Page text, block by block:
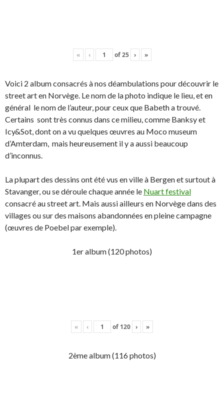
« ‹ of25 › »
Voici 2 album consacrés à nos déambulations pour découvrir le
street art en Norvège. Le nom de la photo indique le lieu, et en
général le nom de l’auteur, pour ceux que Babeth a trouvé.
Certains sont très connus dans ce milieu, comme Banksy et
Icy&Sot, dont on a vu quelques œuvres au Moco museum
d’Amterdam, mais heureusement il y a aussi beaucoup
d’inconnus.
La plupart des dessins ont été vus en ville à Bergen et surtout à
Stavanger, ou se déroule chaque année le Nuart festival
consacré au street art. Mais aussi ailleurs en Norvège dans des
villages ou sur des maisons abandonnées en pleine campagne
(œuvres de Poebel par exemple).
1er album (120 photos)
« ‹ of 120 › »
2ème album (116 photos)